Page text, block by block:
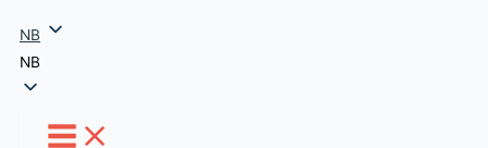
NB
NB